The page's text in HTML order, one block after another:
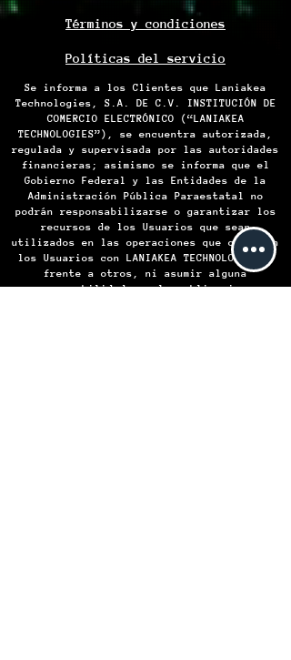
Términos y condiciones
Políticas del servicio
Se informa a los Clientes que Laniakea
Technologies, S.A. DE C.V. INSTITUCIÓN DE
COMERCIO ELECTRÓNICO (“LANIAKEA
TECHNOLOGIES”), se encuentra autorizada,
regulada y supervisada por las autoridades
financieras; asimismo se informa que el
Gobierno Federal y las Entidades de la
Administración Pública Paraestatal no
podrán responsabilizarse o garantizar los
recursos de los Usuarios que sean
utilizados en las operaciones que celebren
los Usuarios con LANIAKEA TECHNOLOGIES o
frente a otros, ni asumir alguna
responsabilidad por las obligaciones